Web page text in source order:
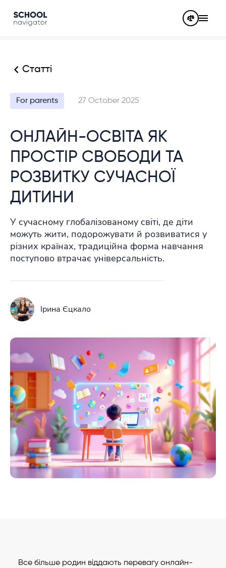
Статті
For parents 27 October 2025
ОНЛАЙН-ОСВІТА ЯК
ПРОСТІР СВОБОДИ ТА
РОЗВИТКУ СУЧАСНОЇ
ДИТИНИ
У сучасному глобалізованому світі, де діти
можуть жити, подорожувати й розвиватися у
різних країнах, традиційна форма навчання
поступово втрачає універсальність.
Ірина Єцкало
Все більше родин віддають перевагу онлайн-